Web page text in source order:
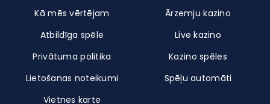
Kā mēs vērtējam
Atbildīga spēle
Privātuma politika
Lietošanas noteikumi
Vietnes karte
Ārzemju kazino
Live kazino
Kazino spēles
Spēļu automāti